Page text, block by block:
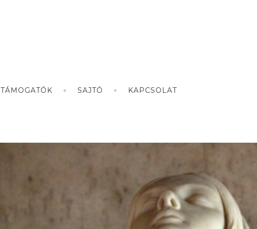
TÁMOGATÓK SAJTÓ KAPCSOLAT